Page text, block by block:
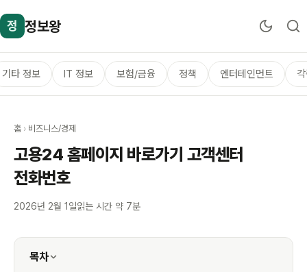
정 정보왕
기타 정보 IT 정보 보험/금융 정책 엔터테인먼트
홈 › 비즈니스/경제
고용24 홈페이지 바로가기 고객센터
전화번호
2026년 2월 1일읽는 시간 약 7분
목차